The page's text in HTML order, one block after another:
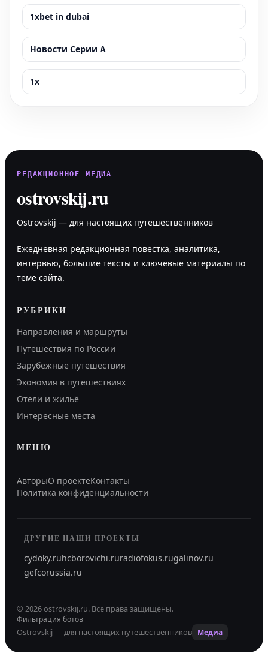
1xbet in dubai
Новости Серии А
1x
РЕДАКЦИОННОЕ МЕДИА
ostrovskij.ru
Ostrovskij — для настоящих путешественников
Ежедневная редакционная повестка, аналитика,
интервью, большие тексты и ключевые материалы по
теме сайта.
РУБРИКИ
Направления и маршруты
Путешествия по России
Зарубежные путешествия
Экономия в путешествиях
Отели и жильё
Интересные места
МЕНЮ
АвторыО проектеКонтакты
Политика конфиденциальности
ДРУГИЕ НАШИ ПРОЕКТЫ
cydoky.ruhcborovichi.ruradiofokus.rugalinov.ru
gefcorussia.ru
© 2026ostrovskij.ru. Все права защищены.
Фильтрация ботов
Ostrovskij — для настоящих путешественников Медиа